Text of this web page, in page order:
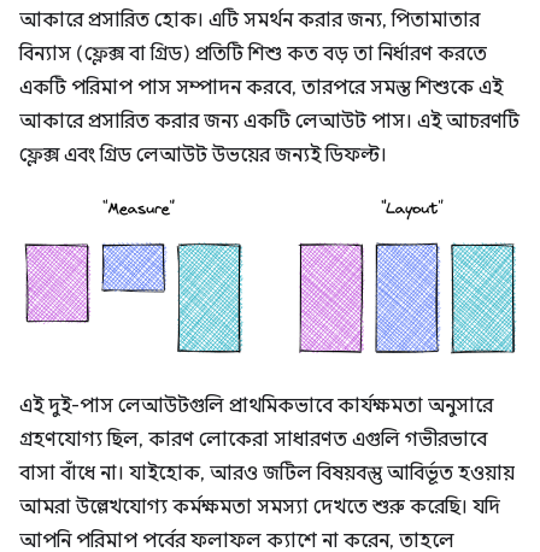
আকারে প্রসারিত হোক। এটি সমর্থন করার জন্য, পিতামাতার
বিন্যাস (ফ্লেক্স বা গ্রিড) প্রতিটি শিশু কত বড় তা নির্ধারণ করতে
একটি পরিমাপ পাস সম্পাদন করবে, তারপরে সমস্ত শিশুকে এই
আকারে প্রসারিত করার জন্য একটি লেআউট পাস। এই আচরণটি
ফ্লেক্স এবং গ্রিড লেআউট উভয়ের জন্যই ডিফল্ট।
এই দুই-পাস লেআউটগুলি প্রাথমিকভাবে কার্যক্ষমতা অনুসারে
গ্রহণযোগ্য ছিল, কারণ লোকেরা সাধারণত এগুলি গভীরভাবে
বাসা বাঁধে না। যাইহোক, আরও জটিল বিষয়বস্তু আবির্ভূত হওয়ায়
আমরা উল্লেখযোগ্য কর্মক্ষমতা সমস্যা দেখতে শুরু করেছি। যদি
আপনি পরিমাপ পর্বের ফলাফল ক্যাশে না করেন, তাহলে